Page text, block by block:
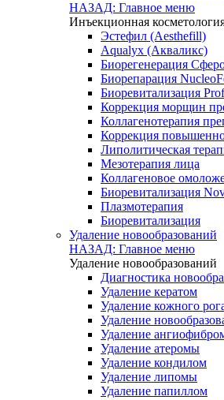
НАЗАД: Главное меню
Инъекционная
Эстефил (Aesthefill)
Aqualyx (Акваликс)
Биорегенерация
Биорепарация
Биоревитализация
Коррекция морщин
Коллагенотерапия
Коррекция
Липолитическая
Мезотерапия лица
Коллагеновое
Биоревитализация
Плазмотерапия
Биоревитализация
Удаление новообразований
НАЗАД: Главное меню
Удаление новообразований
Диагностика
Удаление кератом
Удаление кожного
Удаление
Удаление
Удаление атеромы
Удаление кондилом
Удаление липомы
Удаление папиллом